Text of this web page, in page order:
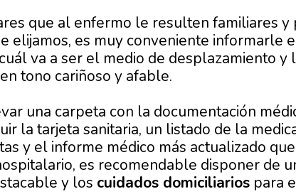
que al enfermo le resulten familiares y
elijamos, es muy conveniente informarle
va a ser el medio de desplazamiento y
tono cariñoso y afable.
una carpeta con la documentación
la tarjeta sanitaria, un listado de la
y el informe médico más actualizado
es recomendable disponer de
y los cuidados domiciliariospara